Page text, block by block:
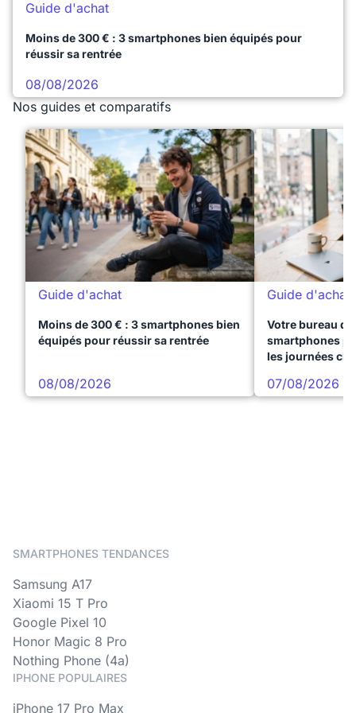
Guide d'achat
Moins de 300 € : 3 smartphones bien équipés pour
réussir sa rentrée
08/08/2026
Nos guides et comparatifs
Guide d'achat
Moins de 300 € : 3 smartphones bien
équipés pour réussir sa rentrée
08/08/2026
Guide d'achat
Votre bureau
smartphones
les journées
07/08/2026
SMARTPHONES TENDANCES
Samsung A17
Xiaomi 15 T Pro
Google Pixel 10
Honor Magic 8 Pro
Nothing Phone (4a)
IPHONE POPULAIRES
iPhone 17 Pro Max